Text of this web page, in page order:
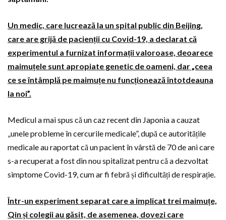
Un medic, care lucrează la un spital public din Beijing,
care are grijă de pacienții cu Covid-19, a declarat că
experimentul a furnizat informații valoroase, deoarece
maimuțele sunt apropiate genetic de oameni, dar „ceea
ce se întâmplă pe maimuțe nu funcționează întotdeauna
la noi”.
Medicul a mai spus că un caz recent din Japonia a cauzat
„unele probleme în cercurile medicale”, după ce autoritățile
medicale au raportat că un pacient în vârstă de 70 de ani care
s-a recuperat a fost din nou spitalizat pentru că a dezvoltat
simptome Covid-19, cum ar fi febră și dificultăți de respirație.
Într-un experiment separat care a implicat trei maimuțe,
Qin și colegii au găsit, de asemenea, dovezi care